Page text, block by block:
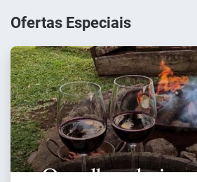
Ofertas Especiais